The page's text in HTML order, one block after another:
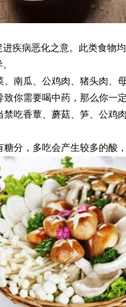
疾病恶化之意。此类食物
南瓜、公鸡肉、猪头肉、母
你需要喝中药，那么你一
吃香蕈、蘑菇、笋、公鸡
分，多吃会产生较多的酸，